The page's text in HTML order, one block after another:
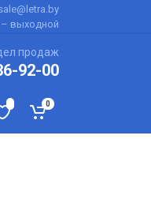
– выходной
продаж
92-00
0